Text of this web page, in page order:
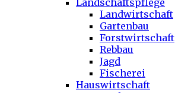
Landschaftspflege
Landwirtschaft
Gartenbau
Forstwirtschaft
Rebbau
Jagd
Fischerei
Hauswirtschaft